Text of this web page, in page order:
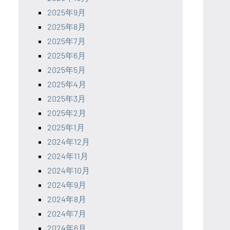
2025年9月
2025年8月
2025年7月
2025年6月
2025年5月
2025年4月
2025年3月
2025年2月
2025年1月
2024年12月
2024年11月
2024年10月
2024年9月
2024年8月
2024年7月
2024年6月